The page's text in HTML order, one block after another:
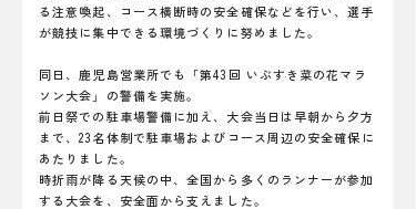
る注意喚起、コース横断時の安全確保などを行い、選手
が競技に集中できる環境づくりに努めました。
同日、鹿児島営業所でも「第43回 いぶすき菜の花マラ
ソン大会」の警備を実施。
前日祭での駐車場警備に加え、大会当日は早朝から夕方
まで、23名体制で駐車場およびコース周辺の安全確保に
あたりました。
時折雨が降る天候の中、全国から多くのランナーが参加
する大会を、安全面から支えました。